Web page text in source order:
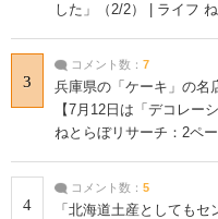
した」（2/2） | ライフ
3
コメント数： 7
兵庫県の「ケーキ」の
【7月12日は「デコレー
ねとらぼリサーチ：2ペー
4
コメント数： 5
「北海道土産としても